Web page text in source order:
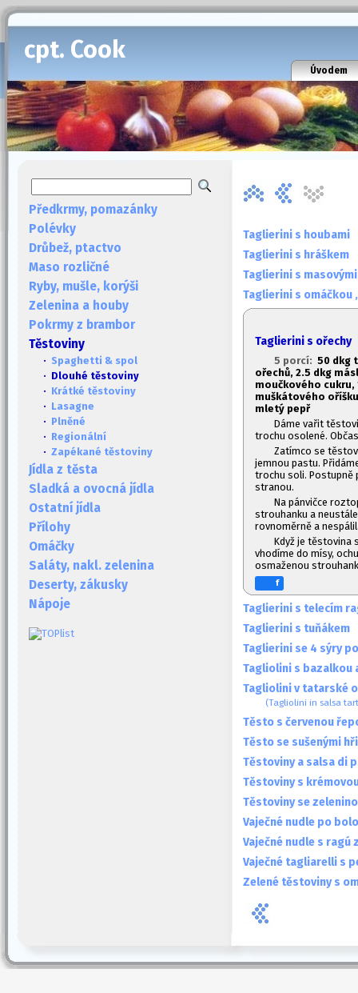
cpt. Cook
Úvodem
Předkrmy, pomazánky
Polévky
Drůbež, ptactvo
Maso rozličné
Ryby, mušle, korýši
Zelenina a houby
Pokrmy z brambor
Těstoviny
· Spaghetti & spol
· Dlouhé těstoviny
· Krátké těstoviny
· Lasagne
· Plněné
· Regionální
· Zapékané těstoviny
Jídla z těsta
Sladká a ovocná jídla
Ostatní jídla
Přílohy
Omáčky
Saláty, nakl. zelenina
Deserty, zákusky
Nápoje
Taglierini s houbami
Taglierini s hráškem
Taglierini s
Taglierini s omáčkou
Taglierini s ořechy
5 porcí: 50 dkg
ořechů, 2.5 dkg
moučkového cukru,
muškátového
mletý pepř
Dáme vařit
trochu osolené.
Zatímco se
jemnou pastu.
trochu soli. Postupně
stranou.
Na pánvičce
strouhanku a
rovnoměrně a
Když je těstovina
vhodíme do mísy,
osmaženou
f
Taglierini s telecím
Taglierini s tuňákem
Taglierini se 4 sýry
Tagliolini s bazalkou
Tagliolini v tatarské
(Tagliolini in salsa
Těsto s červenou
Těsto se sušenými
Těstoviny a salsa di
Těstoviny s
Těstoviny se
Vaječné nudle po
Vaječné nudle s ragú
Vaječné tagliarelli s
Zelené těstoviny s